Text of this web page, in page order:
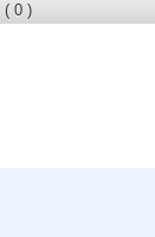
( 0 )